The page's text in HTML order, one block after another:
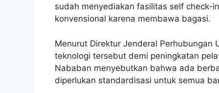
sudah menyediakan fasilitas self check-
konvensional karena membawa bagasi.
Menurut Direktur Jenderal Perhubungan
teknologi tersebut demi peningkatan
Nababan menyebutkan bahwa ada
diperlukan standardisasi untuk semua